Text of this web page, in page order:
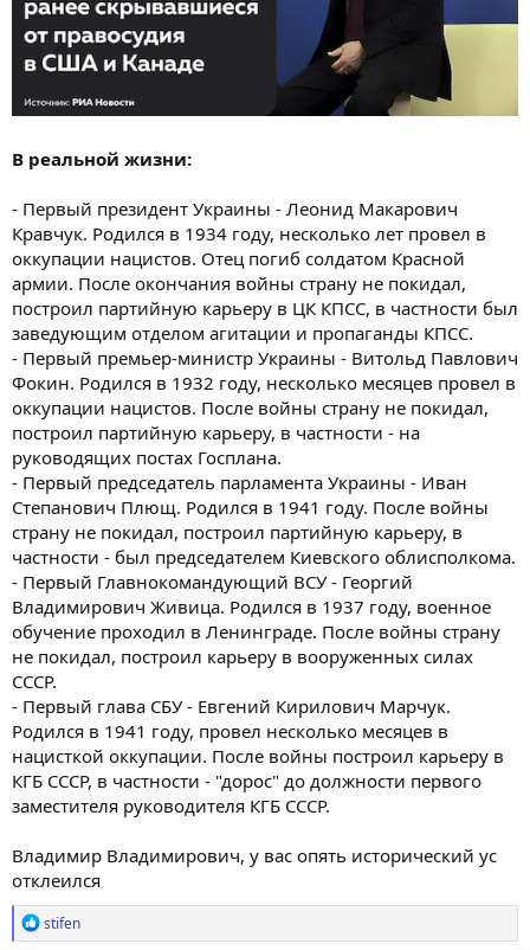
В реальной жизни:
- Первый президент Украины - Леонид Макарович
Кравчук. Родился в 1934 году, несколько лет провел в
оккупации нацистов. Отец погиб солдатом Красной
армии. После окончания войны страну не покидал,
построил партийную карьеру в ЦК КПСС, в частности был
заведующим отделом агитации и пропаганды КПСC.
- Первый премьер-министр Украины - Витольд Павлович
Фокин. Родился в 1932 году, несколько месяцев провел в
оккупации нацистов. После войны страну не покидал,
построил партийную карьеру, в частности - на
руководящих постах Госплана.
- Первый председатель парламента Украины - Иван
Степанович Плющ. Родился в 1941 году. После войны
страну не покидал, построил партийную карьеру, в
частности - был председателем Киевского облисполкома.
- Первый Главнокомандующий ВСУ - Георгий
Владимирович Живица. Родился в 1937 году, военное
обучение проходил в Ленинграде. После войны страну
не покидал, построил карьеру в вооруженных силах
СССР.
- Первый глава СБУ - Евгений Кирилович Марчук.
Родился в 1941 году, провел несколько месяцев в
нацисткой оккупации. После войны построил карьеру в
КГБ СССР, в частности - "дорос" до должности первого
заместителя руководителя КГБ СССР.
Владимир Владимирович, у вас опять исторический ус
отклеился
Р
е
stifen